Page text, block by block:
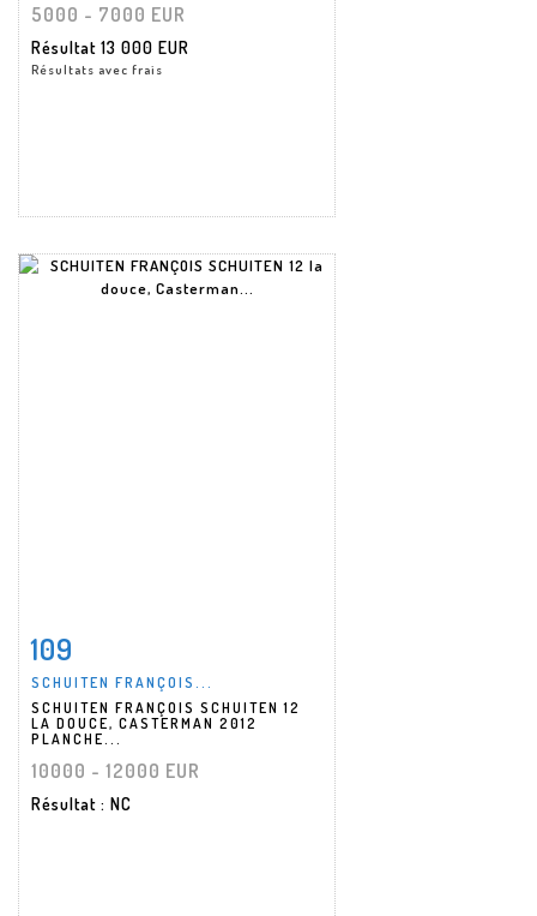
5000 - 7000 EUR
Résultat 13 000 EUR
Résultats avec frais
Fiche détaillée
109
SCHUITEN FRANÇOIS...
SCHUITEN FRANÇOIS SCHUITEN 12
LA DOUCE, CASTERMAN 2012
PLANCHE...
10000 - 12000 EUR
Résultat : NC